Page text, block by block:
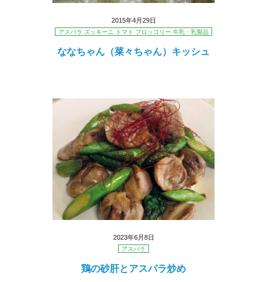
2015年4月29日
アスパラ ズッキーニ トマト ブロッコリー 牛乳・乳製品
ななちゃん（菜々ちゃん）キッシュ
2023年6月8日
アスパラ
鶏の砂肝とアスパラ炒め